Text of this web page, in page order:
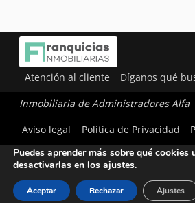
Atención al cliente Díganos qué
Inmobiliaria de Administradores Alfa
Aviso legal
Política de Privacidad
Utilizamos cookies para ofrecerte la
Puedes aprender más sobre qué cookies
desactivarlas en los ajustes.
Aceptar Rechazar Ajustes